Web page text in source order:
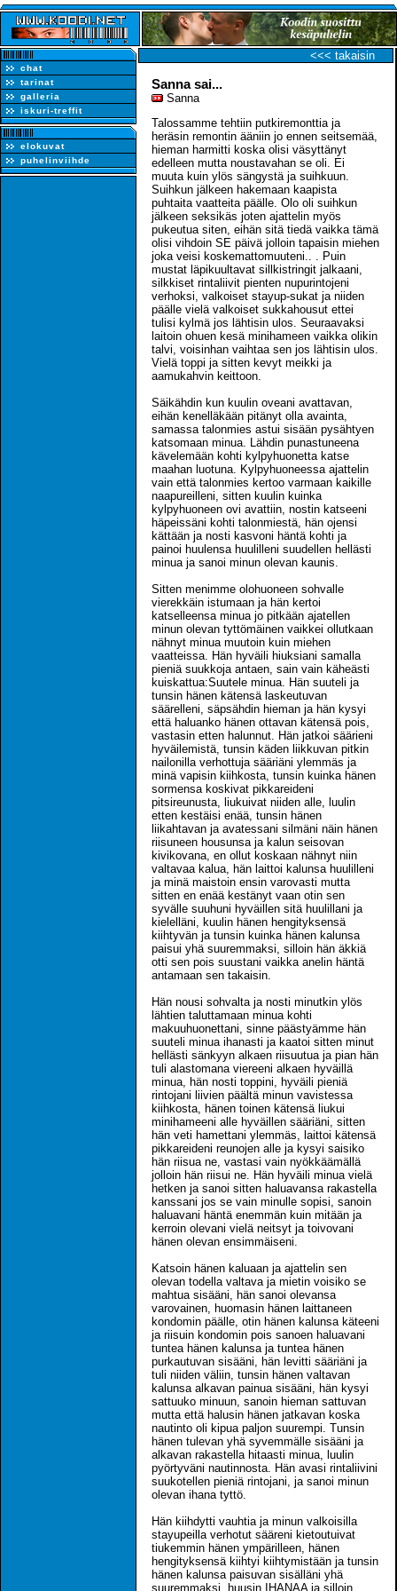
chat
tarinat
galleria
iskuri-treffit
elokuvat
puhelinviihde
<<< takaisin
Sanna sai...
Sanna
Talossamme tehtiin putkiremonttia ja
heräsin remontin ääniin jo ennen seitsemää,
hieman harmitti koska olisi väsyttänyt
edelleen mutta noustavahan se oli. Ei
muuta kuin ylös sängystä ja suihkuun.
Suihkun jälkeen hakemaan kaapista
puhtaita vaatteita päälle. Olo oli suihkun
jälkeen seksikäs joten ajattelin myös
pukeutua siten, eihän sitä tiedä vaikka tämä
olisi vihdoin SE päivä jolloin tapaisin miehen
joka veisi koskemattomuuteni.. . Puin
mustat läpikuultavat sillkistringit jalkaani,
silkkiset rintaliivit pienten nupurintojeni
verhoksi, valkoiset stayup-sukat ja niiden
päälle vielä valkoiset sukkahousut ettei
tulisi kylmä jos lähtisin ulos. Seuraavaksi
laitoin ohuen kesä minihameen vaikka olikin
talvi, voisinhan vaihtaa sen jos lähtisin ulos.
Vielä toppi ja sitten kevyt meikki ja
aamukahvin keittoon.
Säikähdin kun kuulin oveani avattavan,
eihän kenelläkään pitänyt olla avainta,
samassa talonmies astui sisään pysähtyen
katsomaan minua. Lähdin punastuneena
kävelemään kohti kylpyhuonetta katse
maahan luotuna. Kylpyhuoneessa ajattelin
vain että talonmies kertoo varmaan kaikille
naapureilleni, sitten kuulin kuinka
kylpyhuoneen ovi avattiin, nostin katseeni
häpeissäni kohti talonmiestä, hän ojensi
kättään ja nosti kasvoni häntä kohti ja
painoi huulensa huulilleni suudellen hellästi
minua ja sanoi minun olevan kaunis.
Sitten menimme olohuoneen sohvalle
vierekkäin istumaan ja hän kertoi
katselleensa minua jo pitkään ajatellen
minun olevan tyttömäinen vaikkei ollutkaan
nähnyt minua muutoin kuin miehen
vaatteissa. Hän hyväili hiuksiani samalla
pieniä suukkoja antaen, sain vain käheästi
kuiskattua:Suutele minua. Hän suuteli ja
tunsin hänen kätensä laskeutuvan
säärelleni, säpsähdin hieman ja hän kysyi
että haluanko hänen ottavan kätensä pois,
vastasin etten halunnut. Hän jatkoi säärieni
hyväilemistä, tunsin käden liikkuvan pitkin
nailonilla verhottuja sääriäni ylemmäs ja
minä vapisin kiihkosta, tunsin kuinka hänen
sormensa koskivat pikkareideni
pitsireunusta, liukuivat niiden alle, luulin
etten kestäisi enää, tunsin hänen
liikahtavan ja avatessani silmäni näin hänen
riisuneen housunsa ja kalun seisovan
kivikovana, en ollut koskaan nähnyt niin
valtavaa kalua, hän laittoi kalunsa huulilleni
ja minä maistoin ensin varovasti mutta
sitten en enää kestänyt vaan otin sen
syvälle suuhuni hyväillen sitä huulillani ja
kielelläni, kuulin hänen hengityksensä
kiihtyvän ja tunsin kuinka hänen kalunsa
paisui yhä suuremmaksi, silloin hän äkkiä
otti sen pois suustani vaikka anelin häntä
antamaan sen takaisin.
Hän nousi sohvalta ja nosti minutkin ylös
lähtien taluttamaan minua kohti
makuuhuonettani, sinne päästyämme hän
suuteli minua ihanasti ja kaatoi sitten minut
hellästi sänkyyn alkaen riisuutua ja pian hän
tuli alastomana viereeni alkaen hyväillä
minua, hän nosti toppini, hyväili pieniä
rintojani liivien päältä minun vavistessa
kiihkosta, hänen toinen kätensä liukui
minihameeni alle hyväillen sääriäni, sitten
hän veti hamettani ylemmäs, laittoi kätensä
pikkareideni reunojen alle ja kysyi saisiko
hän riisua ne, vastasi vain nyökkäämällä
jolloin hän riisui ne. Hän hyväili minua vielä
hetken ja sanoi sitten haluavansa rakastella
kanssani jos se vain minulle sopisi, sanoin
haluavani häntä enemmän kuin mitään ja
kerroin olevani vielä neitsyt ja toivovani
hänen olevan ensimmäiseni.
Katsoin hänen kaluaan ja ajattelin sen
olevan todella valtava ja mietin voisiko se
mahtua sisääni, hän sanoi olevansa
varovainen, huomasin hänen laittaneen
kondomin päälle, otin hänen kalunsa käteeni
ja riisuin kondomin pois sanoen haluavani
tuntea hänen kalunsa ja tuntea hänen
purkautuvan sisääni, hän levitti sääriäni ja
tuli niiden väliin, tunsin hänen valtavan
kalunsa alkavan painua sisääni, hän kysyi
sattuuko minuun, sanoin hieman sattuvan
mutta että halusin hänen jatkavan koska
nautinto oli kipua paljon suurempi. Tunsin
hänen tulevan yhä syvemmälle sisääni ja
alkavan rakastella hitaasti minua, luulin
pyörtyväni nautinnosta. Hän avasi rintaliivini
suukotellen pieniä rintojani, ja sanoi minun
olevan ihana tyttö.
Hän kiihdytti vauhtia ja minun valkoisilla
stayupeilla verhotut sääreni kietoutuivat
tiukemmin hänen ympärilleen, hänen
hengityksensä kiihtyi kiihtymistään ja tunsin
hänen kalunsa paisuvan sisälläni yhä
suuremmaksi, huusin IHANAA ja silloin